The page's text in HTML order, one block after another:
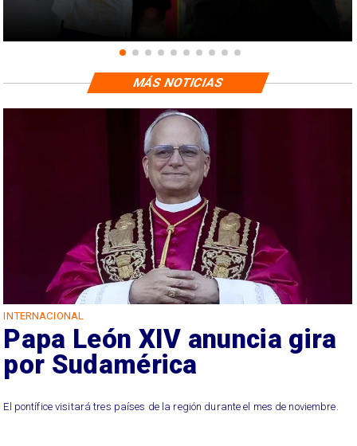
INTERNACIONAL
Papa León XIV anuncia gira
por Sudamérica
El pontífice visitará tres países de la región durante el mes de noviembre.
MÁS NOTICIAS